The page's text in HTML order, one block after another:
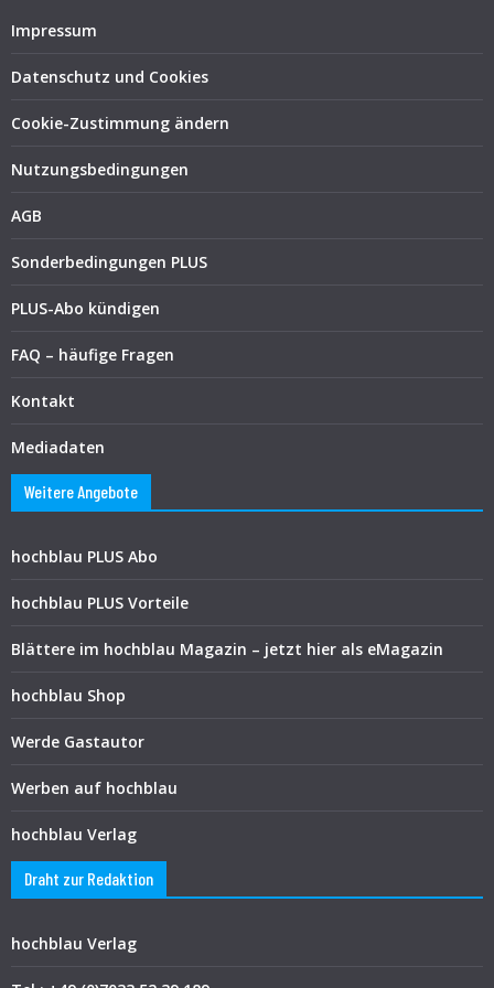
Impressum
Datenschutz und Cookies
Cookie-Zustimmung ändern
Nutzungsbedingungen
AGB
Sonderbedingungen PLUS
PLUS-Abo kündigen
FAQ – häufige Fragen
Kontakt
Mediadaten
Weitere Angebote
hochblau PLUS Abo
hochblau PLUS Vorteile
Blättere im hochblau Magazin – jetzt hier als eMagazin
hochblau Shop
Werde Gastautor
Werben auf hochblau
hochblau Verlag
Draht zur Redaktion
hochblau Verlag